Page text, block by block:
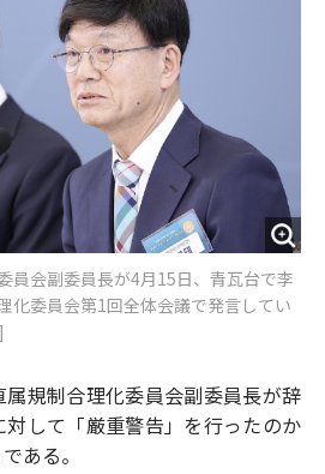
員会副委員長が4月15日、青瓦台で李
化委員会第1回全体会議で発言してい
規制合理化委員会副委員長が辞
して「厳重警告」を行ったのか
ある。